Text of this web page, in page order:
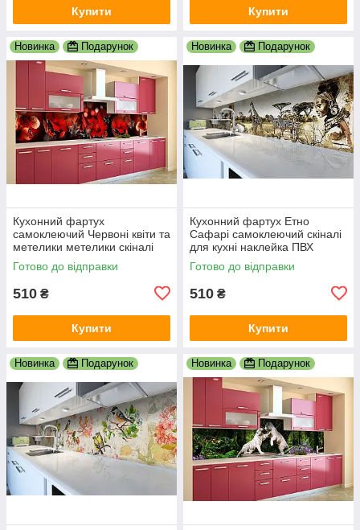
Купити Купити
Новинка Подарунок
Кухонний фартух
самоклеючий Червоні квіти та
метелики метелики скіналі
для кухні наклейка ПВХ
600х2000 мм
Готово до відправки
510 ₴
Купити
Новинка Подарунок
Кухонний фартух Етно
Сафарі самоклеючий скіналі
для кухні наклейка ПВХ
слони зебри Африка
600х2000 мм
Готово до відправки
510 ₴
Купити
Новинка Подарунок Новинка Подарунок